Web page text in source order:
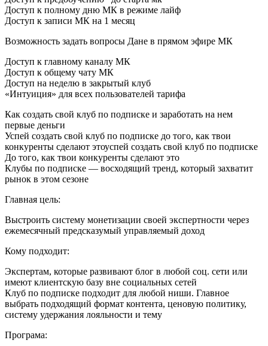
Доступ к полному дню МК в режиме лайф
Доступ к записи МК на 1 месяц
Возможность задать вопросы Дане в прямом эфире МК
Доступ к главному каналу МК
Доступ к общему чату МК
Доступ на неделю в закрытый клуб
«Интуиция» для всех пользователей тарифа
Как создать свой клуб по подписке и заработать на нем
первые деньги
Успей создать свой клуб по подписке до того, как твои
конкуренты сделают этоуспей создать свой клуб по подписке
До того, как твои конкуренты сделают это
Клубы по подписке — восходящий тренд, который захватит
рынок в этом сезоне
Главная цель:
Выстроить систему монетизации своей экспертности через
ежемесячный предсказумый управляемый доход
Кому подходит:
Экспертам, которые развивают блог в любой соц. сети или
имеют клиентскую базу вне социальных сетей
Клуб по подписке подходит для любой ниши. Главное
выбрать подходящий формат контента, ценовую политику,
систему удержания лояльности и тему
Програма: